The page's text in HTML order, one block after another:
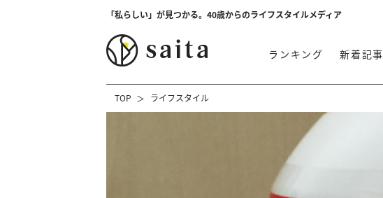
「私らしい」が見つかる。40歳からのライフスタイルメディア
ランキング 新着記事
TOP ライフスタイル